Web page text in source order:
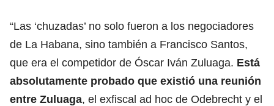
“Las ‘chuzadas’ no solo fueron a los negociadores
de La Habana, sino también a Francisco Santos,
que era el competidor de Óscar Iván Zuluaga. Está
absolutamente probado que existió una reunión
entre Zuluaga, el exfiscal ad hoc de Odebrecht y el